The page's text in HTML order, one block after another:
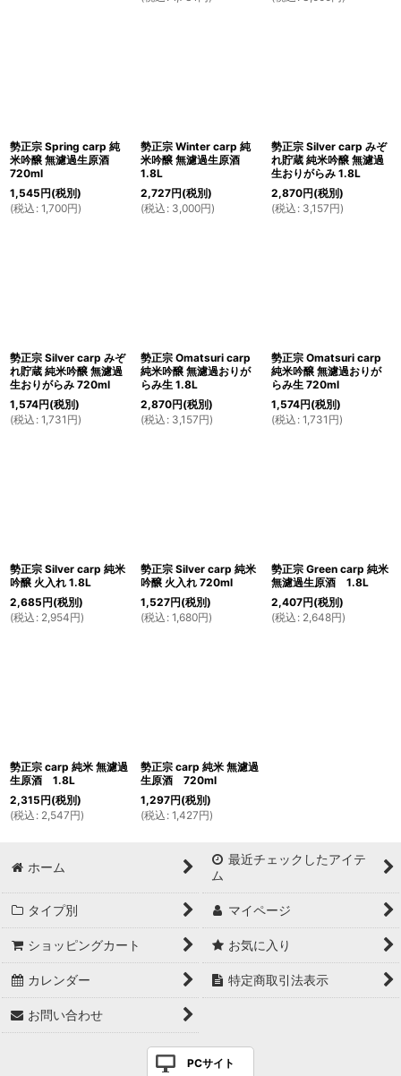
勢正宗 Spring carp 純
米吟醸 無濾過生原酒
720ml
1,545円(税別)
(税込 : 1,700円)
勢正宗 Winter carp 純
米吟醸 無濾過生原酒
1.8L
2,727円(税別)
(税込 : 3,000円)
勢正宗 Silver carp みぞ
れ貯蔵 純米吟醸 無濾過
生おりがらみ 1.8L
2,870円(税別)
(税込 : 3,157円)
勢正宗 Silver carp みぞ
れ貯蔵 純米吟醸 無濾過
生おりがらみ 720ml
1,574円(税別)
(税込 : 1,731 円)
勢正宗 Omatsuri carp
純米吟醸 無濾過おりが
らみ生 1.8L
2,870円(税別)
(税込 : 3,157円)
勢正宗 Omatsuri carp
純米吟醸 無濾過おりが
らみ生 720ml
1,574円(税別)
(税込 : 1,731 円)
勢正宗 Silver carp 純米
吟醸 火入れ 1.8L
2,685円(税別)
(税込 : 2,954円)
勢正宗 Silver carp 純米
吟醸 火入れ 720ml
1,527円(税別)
(税込 : 1,680円)
勢正宗 Green carp 純米
無濾過生原酒 1.8L
2,407円(税別)
(税込 : 2,648円)
勢正宗 carp 純米 無濾過
生原酒 1.8L
2,315円(税別)
(税込 : 2,547円)
勢正宗 carp 純米 無濾過
生原酒 720ml
1,297円(税別)
(税込 : 1,427円)
ホーム
最近チェックしたアイテ
ム
タイプ別 マイページ
ショッピングカート お気に入り
カレンダー 特定商取引法表示
お問い合わせ
PCサイト